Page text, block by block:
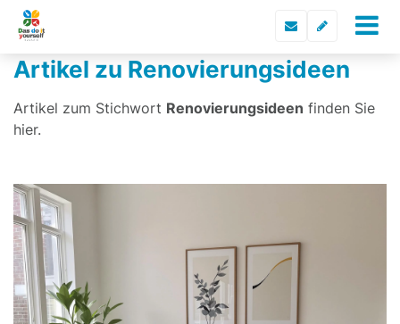
Artikel zu Renovierungsideen
Artikel zum Stichwort Renovierungsideen finden Sie
hier.